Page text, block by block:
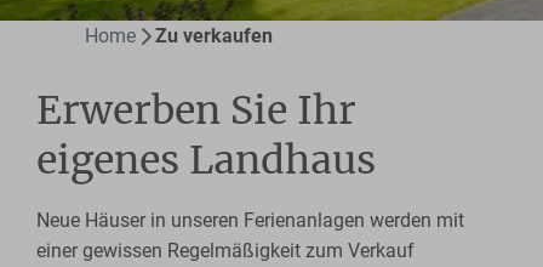
Home Zu verkaufen
Erwerben Sie Ihr
eigenes Landhaus
Neue Häuser in unseren Ferienanlagen werden mit
einer gewissen Regelmäßigkeit zum Verkauf